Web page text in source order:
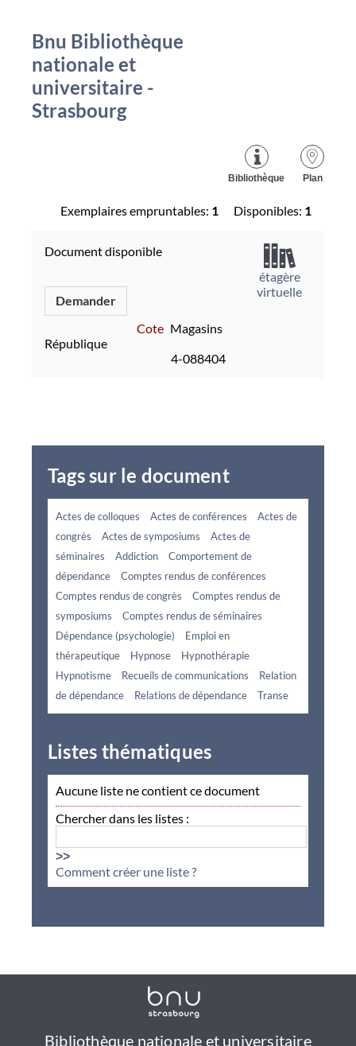
Bnu Bibliothèque
nationale et
universitaire -
Strasbourg
Plan
Bibliothèque
Exemplaires empruntables: 1 Disponibles: 1
Document disponible
Demander
Cote Magasins
République
4-088404
étagère
virtuelle
Tags sur le document
Actes de colloques Actes de conférences
Actes de
congrès
Actes de symposiums
Actes de
séminaires
Addiction
Comportement de
dépendance
Comptes rendus de conférences
Comptes rendus de congrès
Comptes rendus de
symposiums
Comptes rendus de séminaires
Dépendance (psychologie)
Emploi en
thérapeutique
Hypnose
Hypnothérapie
Hypnotisme
Recueils de communications
Relation
de dépendance
Relations de dépendance Transe
Listes thématiques
Aucune liste ne contient ce document
Chercher dans les listes :
>>
Comment créer une liste ?
Bibliothèque nationale et universitaire